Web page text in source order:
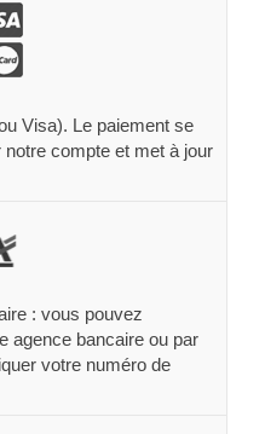
Visa). Le paiement se
compte et met à jour
: vous pouvez
agence bancaire ou par
votre numéro de